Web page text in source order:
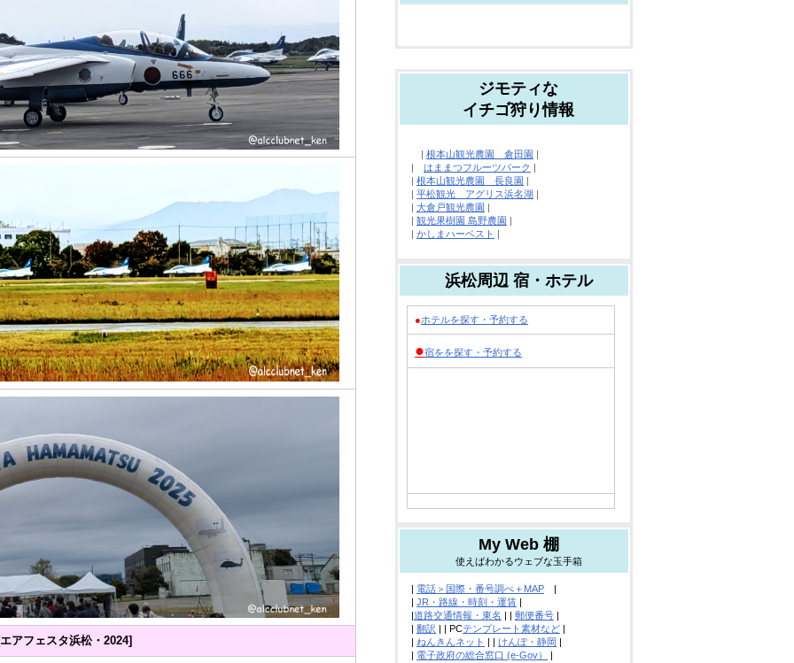
アフェスタ浜松・2024]
ジモティな
イチゴ狩り情報
| 根本山観光農園 倉田園 |
| はままつフルーツパーク |
| 根本山観光農園 長良園 |
| 平松観光 アグリス浜名湖 |
| 大倉戸観光農園 |
| 観光果樹園 島野農園 |
| かしまハーベスト |
浜松周辺 宿・ホテル
●ホテルを探す・予約する
●宿をを探す・予約する
My Web 棚
使えばわかるウェブな玉手箱
電話＞国際・番号調べ＋MAP
JR・路線・時刻・運賃
道路交通情報・東名 郵便番号
翻訳 | | PCテンプレート素材など
ねんきんネット けんぽ・静岡
電子政府の総合窓口 (e-Gov）